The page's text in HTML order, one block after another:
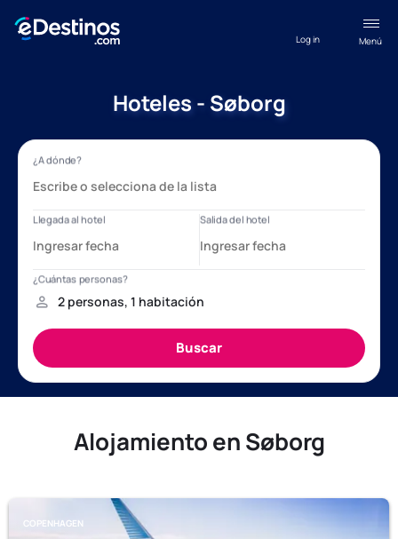
Menú
Log in
Hoteles - Søborg
Alojamiento en Søborg
COPENHAGEN